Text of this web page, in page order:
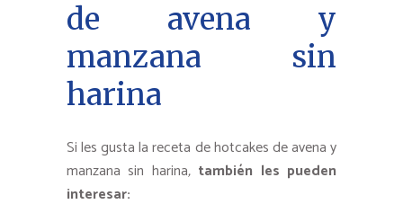
de avena y
manzana sin
harina
Si les gusta la receta de hotcakes de avena y
manzana sin harina, también les pueden
interesar: